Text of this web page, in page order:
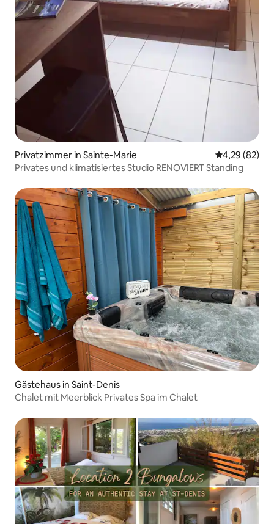
Privatzimmer in Sainte-Marie
4,29 (82)
Privates und klimatisiertes Studio RENOVIERT Standing
Gästehaus in Saint-Denis
Chalet mit Meerblick Privates Spa im Chalet